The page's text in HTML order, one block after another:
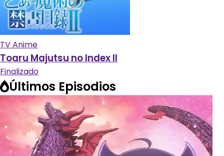
TV Anime
Toaru Majutsu no Index II
Finalizado
Últimos Episodios